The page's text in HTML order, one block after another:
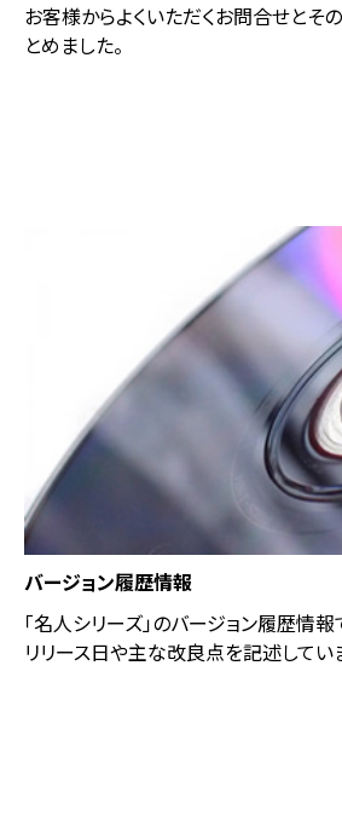
お客様からよくいただくお問合せとそ
とめました。
バージョン履歴情報
「名人シリーズ」のバージョン履歴情報
リリース⽇や主な改良点を記述してい